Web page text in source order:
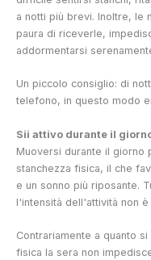
a notti più brevi. Inoltre, le
paura di riceverle,
addormentarsi
Un piccolo consiglio: di
telefono, in questo modo
Sii attivo durante il
Muoversi durante il giorno
stanchezza fisica, il che
e un sonno più riposante.
l'intensità dell'attività non è
Contrariamente a quanto
fisica la sera non